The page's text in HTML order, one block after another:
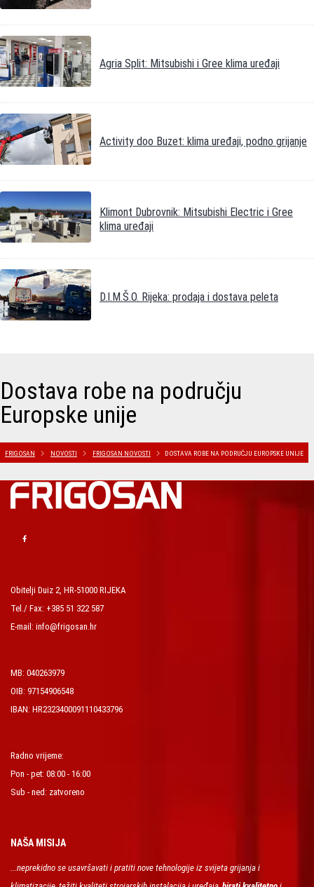
Agria Split: Mitsubishi i Gree klima uređaji
Activity doo Buzet: klima uređaji, podno grijanje
Klimont Dubrovnik: Mitsubishi Electric i Gree
klima uređaji
D.I.M.Š.O. Rijeka: prodaja i dostava peleta
Dostava robe na području
Europske unije
FRIGOSAN NOVOSTI FRIGOSAN NOVOSTI DOSTAVA ROBE NA PODRUČJU EUROPSKE UNIJE
Obitelji Duiz 2, HR-51000 RIJEKA
Tel./ Fax: +385 51 322 587
E-mail: info@frigosan.hr
MB: 040263979
OIB: 97154906548
IBAN: HR2323400091110433796
Radno vrijeme:
Pon - pet: 08:00 - 16:00
Sub - ned: zatvoreno
NAŠA MISIJA
...neprekidno se usavršavati i pratiti nove tehnologije iz svijeta grijanja i